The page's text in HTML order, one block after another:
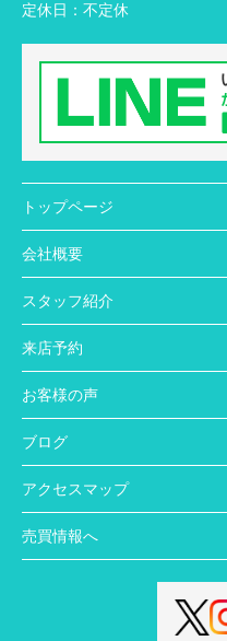
定休日： 不定休
トップページ
会社概要
スタッフ紹介
来店予約
お客様の声
ブログ
アクセスマップ
売買情報へ